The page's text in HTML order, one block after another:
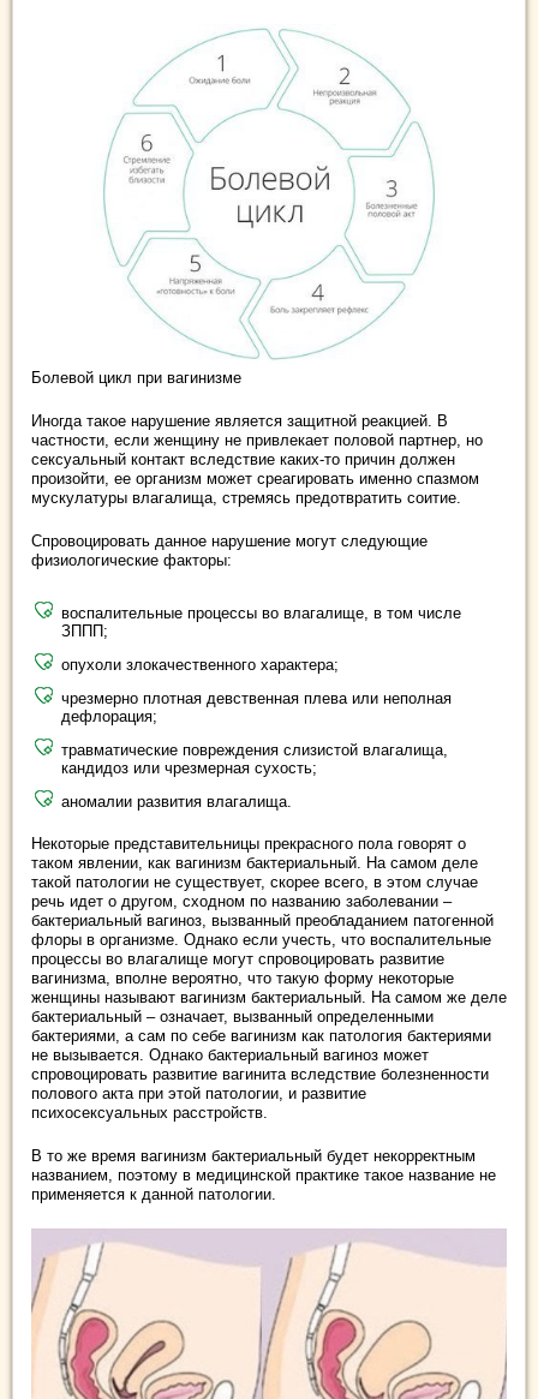
Болевой цикл при вагинизме
Иногда такое нарушение является защитной реакцией. В
частности, если женщину не привлекает половой партнер, но
сексуальный контакт вследствие каких-то причин должен
произойти, ее организм может среагировать именно спазмом
мускулатуры влагалища, стремясь предотвратить соитие.
Спровоцировать данное нарушение могут следующие
физиологические факторы:
воспалительные процессы во влагалище, в том числе
ЗППП;
опухоли злокачественного характера;
чрезмерно плотная девственная плева или неполная
дефлорация;
травматические повреждения слизистой влагалища,
кандидоз или чрезмерная сухость;
аномалии развития влагалища.
Некоторые представительницы прекрасного пола говорят о
таком явлении, как вагинизм бактериальный. На самом деле
такой патологии не существует, скорее всего, в этом случае
речь идет о другом, сходном по названию заболевании –
бактериальный вагиноз, вызванный преобладанием патогенной
флоры в организме. Однако если учесть, что воспалительные
процессы во влагалище могут спровоцировать развитие
вагинизма, вполне вероятно, что такую форму некоторые
женщины называют вагинизм бактериальный. На самом же деле
бактериальный – означает, вызванный определенными
бактериями, а сам по себе вагинизм как патология бактериями
не вызывается. Однако бактериальный вагиноз может
спровоцировать развитие вагинита вследствие болезненности
полового акта при этой патологии, и развитие
психосексуальных расстройств.
В то же время вагинизм бактериальный будет некорректным
названием, поэтому в медицинской практике такое название не
применяется к данной патологии.